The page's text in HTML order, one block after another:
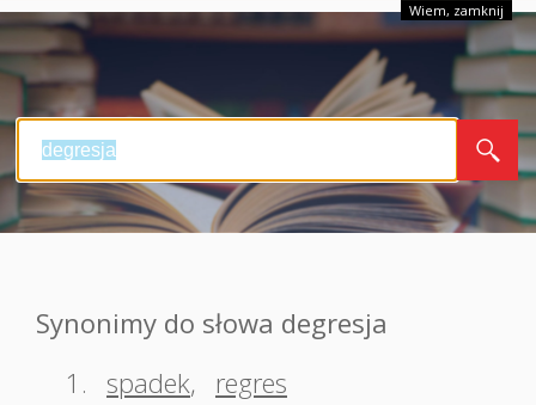
Wiem, zamknij
Synonimy do słowa degresja
1.
spadek, regres